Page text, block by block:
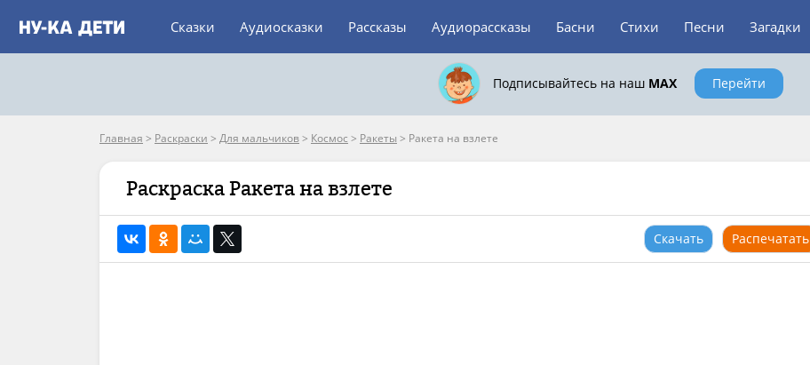
Сказки Аудиосказки Рассказы Аудиорассказы Басни Стихи Песни Загадки
Подписывайтесь на наш MAX Перейти
Главная > Раскраски > Для мальчиков> Космос > Ракеты > Ракета на взлете
Раскраска Ракета на взлете
Скачать Распечатать